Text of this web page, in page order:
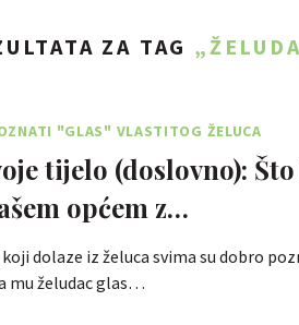
ZA TAG
"GLAS" VLASTITOG ŽELUCA
tijelo (doslovno):
općem z…
dolaze iz želuca svima su dobro
mu želudac glas…